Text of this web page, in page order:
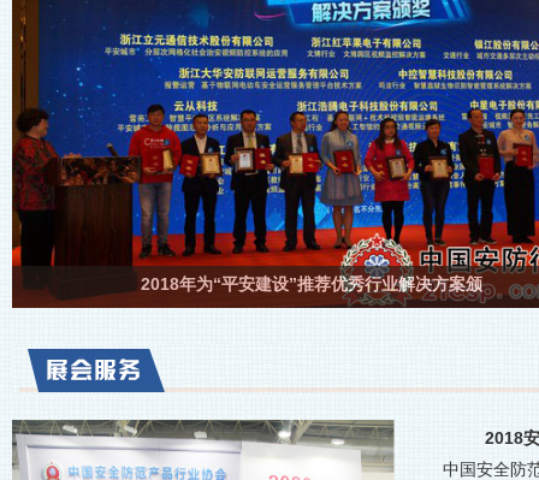
2018年为“平安建设”推荐优秀行业解决方案颁
2018
中国安全防